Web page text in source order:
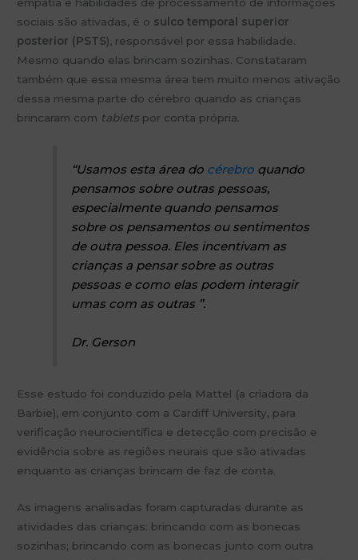
sociais são ativadas, é o sulco temporal superior
posterior (PSTS), responsável por essa habilidade.
Mesmo quando elas brincam sozinhas. Constataram
também que essa mesma área tem muito menos ativação
dessa mesma parte do cérebro quando as crianças
brincaram com tablets por conta própria.
“Usamos esta área do cérebro quando
pensamos sobre outras pessoas,
especialmente quando pensamos
sobre os pensamentos ou sentimentos
de outra pessoa. Eles incentivam as
crianças a pensar sobre as outras
pessoas e como elas podem interagir
umas com as outras ”.
Dr. Gerson
Esse estudo foi conduzido pela Mattel (a criadora da
Barbie), em conjunto com a Cardiff University, para
verificação neurocientífica e detecção com precisão e
evidência sobre as regiões neurais que são ativadas
enquanto as crianças brincam de faz de conta.
As imagens analisadas foram capturadas durante as
atividades das crianças: brincando com as bonecas
sozinhas; brincando com as bonecas junto com outra